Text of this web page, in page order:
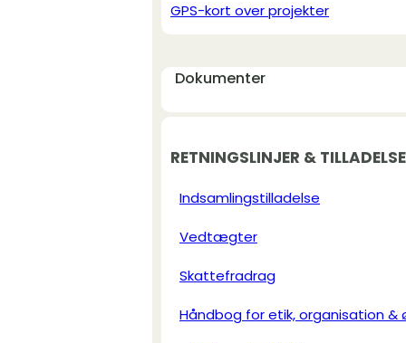
GPS-kort over projekter
Dokumenter
RETNINGSLINJER &
Indsamlingstilladelse
Vedtægter
Skattefradrag
Håndbog for etik, organisation &